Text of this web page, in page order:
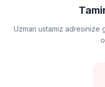
Uzman ustamız adresinize